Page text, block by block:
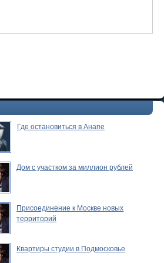
Где остановиться в Анапе
Дом с участком за миллион рублей
Присоединение к Москве новых
территорий
Квартиры студии в Подмосковье